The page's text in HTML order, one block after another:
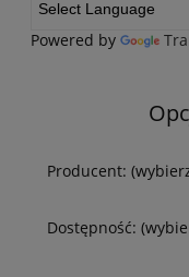
Powered by
Producent:
Dostępność: